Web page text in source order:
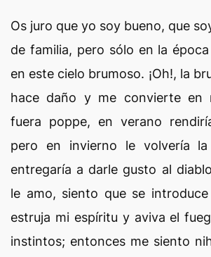
Os juro que yo soy bueno, que
de familia, pero sólo en la
en este cielo brumoso. ¡Oh!, la
hace daño y me convierte en
fuera poppe, en verano
pero en invierno le volvería
entregaría a darle gusto al
le amo, siento que se
estruja mi espíritu y aviva el
instintos; entonces me siento